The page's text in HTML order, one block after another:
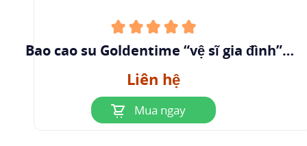
Bao cao su Goldentime “vệ sĩ gia đình”
Liên hệ
Mua ngay